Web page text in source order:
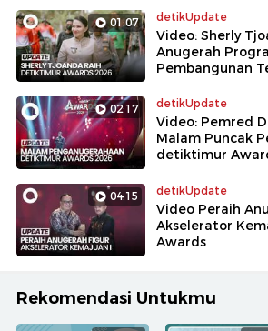
01:07 detikUpdate
Video: Sherly
Anugerah
Pembangunan
02:17 detikUpdate
Video: Pemred
Malam Puncak
detiktimur
04:15 detikUpdate
Video Peraih
Akselerator
Awards
Rekomendasi Untukmu